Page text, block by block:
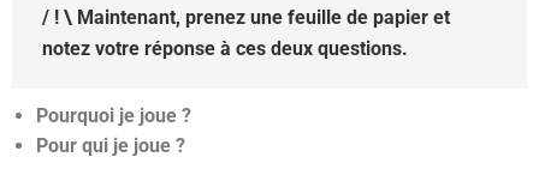
/ ! \ Maintenant, prenez une feuille de papier et
notez votre réponse à ces deux questions.
Pourquoi je joue ?
Pour qui je joue ?